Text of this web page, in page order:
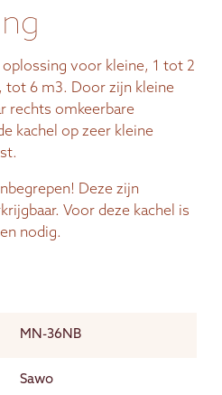
oplossing voor kleine, 1 tot 2
tot 6 m3. Door zijn kleine
rechts omkeerbare
kachel op zeer kleine
Deze zijn
Voor deze kachel is
nodig.
MN-36NB
Sawo